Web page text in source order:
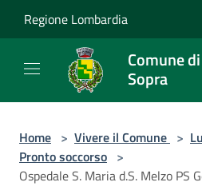
Regione Lombardia
Comune
Sopra
Home > Vivere il Comune >
Pronto soccorso >
Ospedale S. Maria d.S. Melzo PS